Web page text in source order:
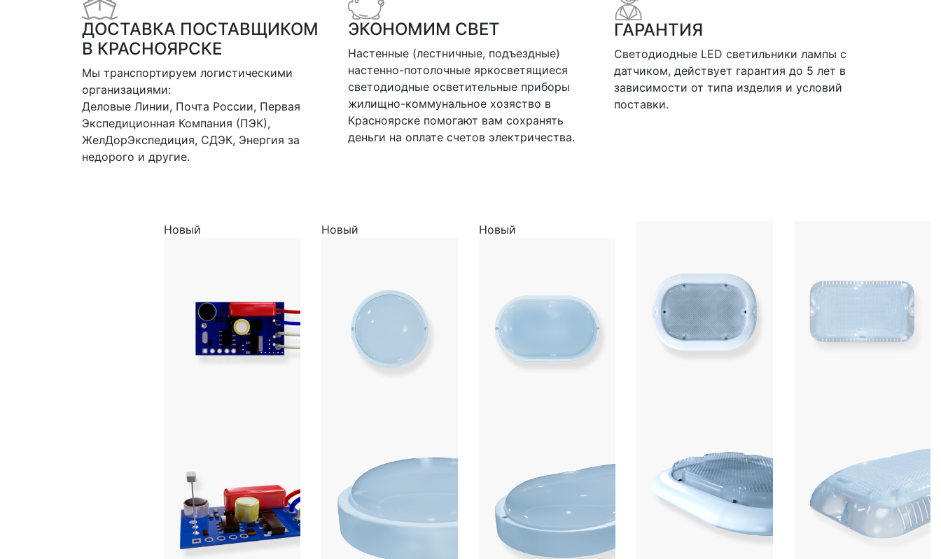
ДОСТАВКА ПОСТАВЩИКОМ
В КРАСНОЯРСКЕ
Мы транспортируем логистическими
организациями:
Деловые Линии, Почта России, Первая
Экспедиционная Компания (ПЭК),
ЖелДорЭкспедиция, СДЭК, Энергия за
недорого и другие.
ЭКОНОМИМ СВЕТ
Настенные (лестничные, подъездные)
настенно-потолочные яркосветящиеся
светодиодные осветительные приборы
жилищно-коммунальное хозяство в
Красноярске помогают вам сохранять
деньги на оплате счетов электричества.
ГАРАНТИЯ
Светодиодные LED светильники лампы с
датчиком, действует гарантия до 5 лет в
зависимости от типа изделия и условий
поставки.
Новый Новый Новый